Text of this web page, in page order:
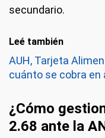
secundario.
Leé también
AUH, Tarjeta
cuánto se cobra en
¿Cómo
2.68 ante la